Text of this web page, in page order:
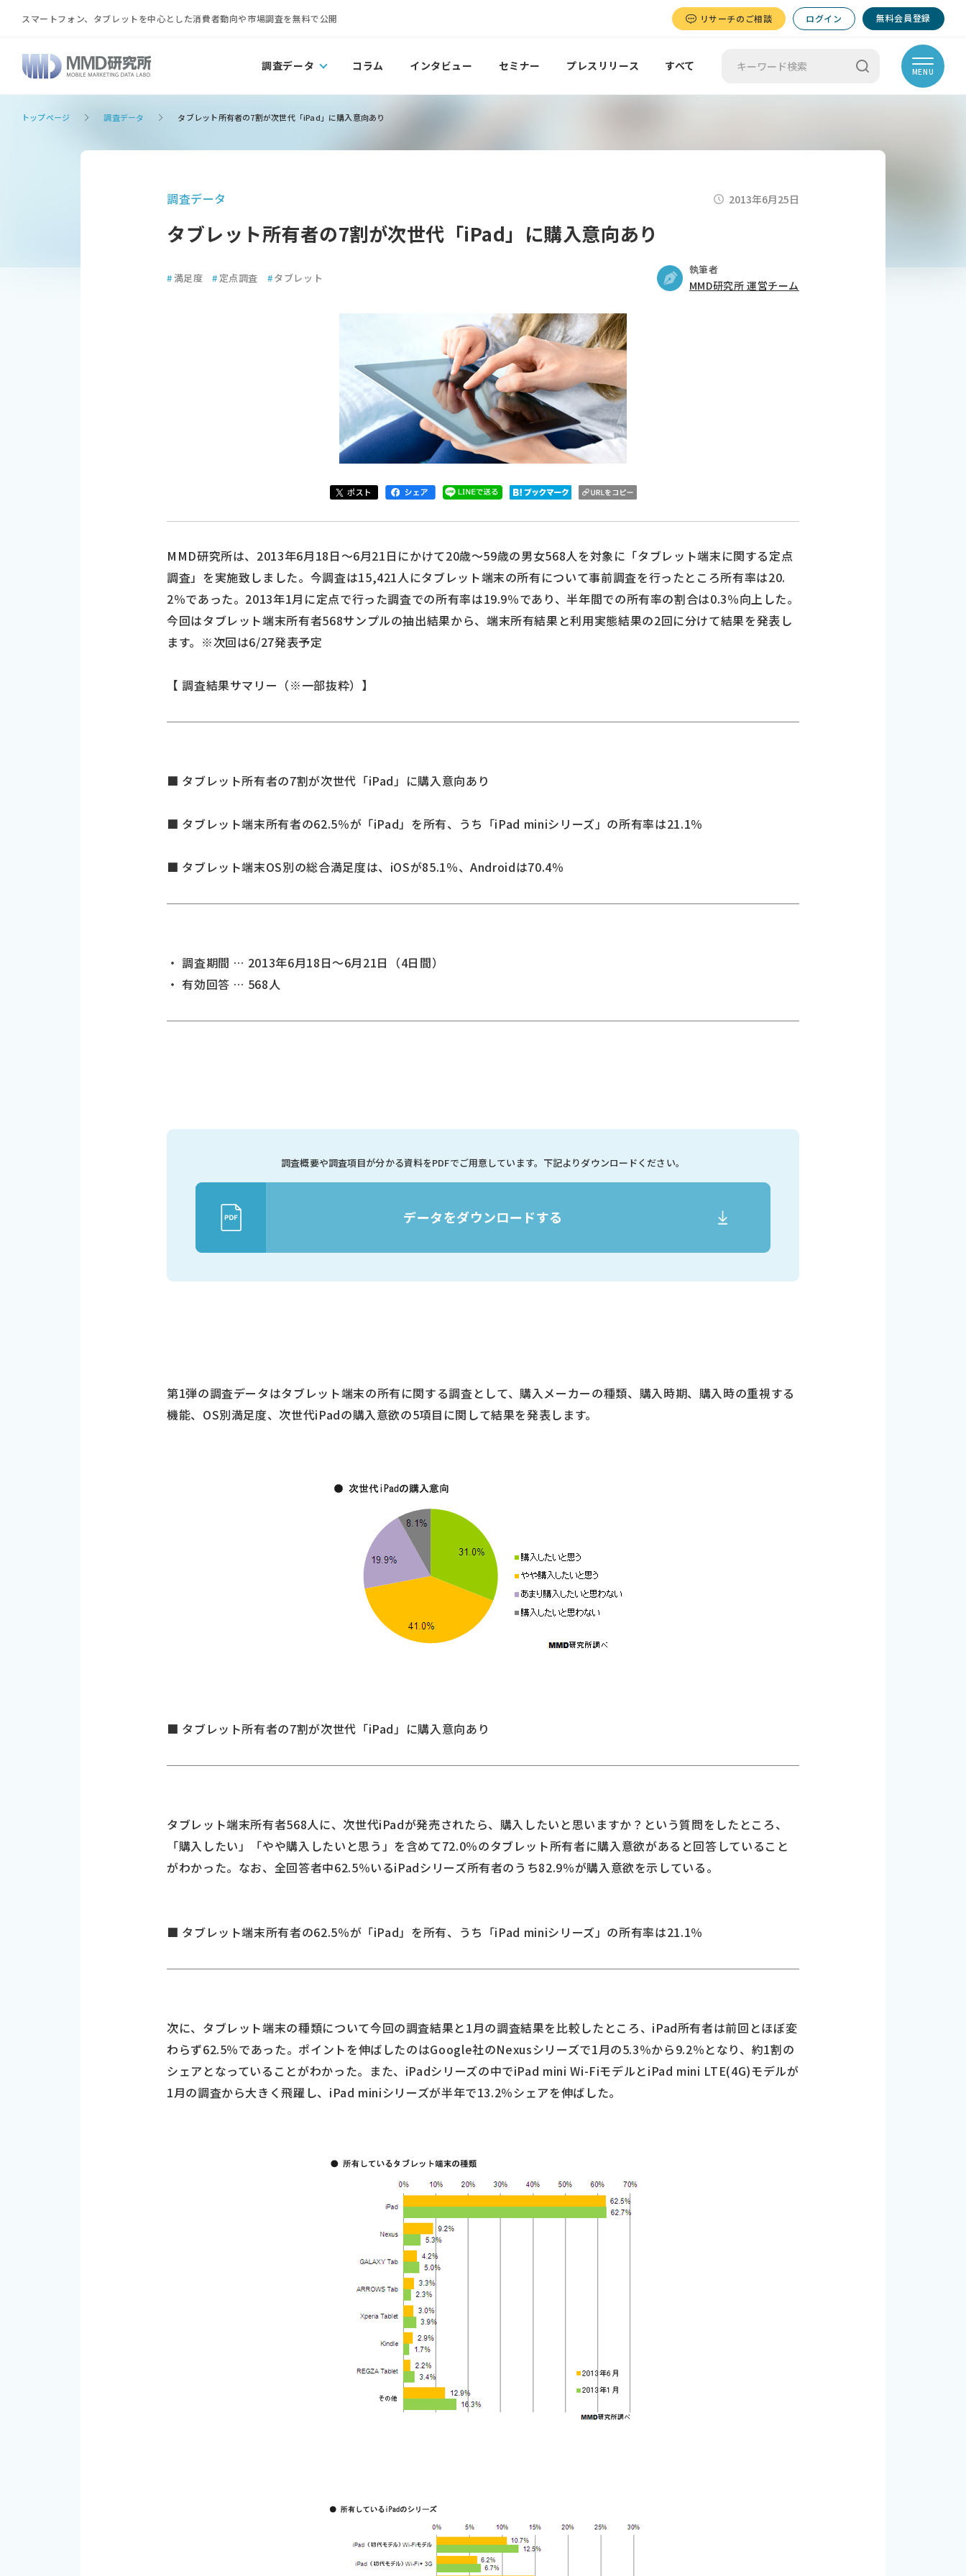
スマートフォン、タブレットを中心とした消費者動向や市場調査を無料で公開 リサーチのご相談 ログイン 無料会員登録
調査データ コラム インタビュー セミナー プレスリリース すべて MENU
トップページ 調査データ タブレット所有者の7割が次世代「iPad」に購入意向あり
調査データ 2013年6月25日
タブレット所有者の7割が次世代「iPad」に購入意向あり
#満足度 # 定点調査 #タブレット
執筆者
MMD研究所 運営チーム
MMD研究所は、2013年6月18日～6月21日にかけて20歳～59歳の男女568人を対象に「タブレット端末に関する定点
調査」を実施致しました。今調査は15,421人にタブレット端末の所有について事前調査を行ったところ所有率は20.
2％であった。2013年1月に定点で行った調査での所有率は19.9％であり、半年間での所有率の割合は0.3％向上した。
今回はタブレット端末所有者568サンプルの抽出結果から、端末所有結果と利用実態結果の2回に分けて結果を発表し
ます。※次回は6/27発表予定
【 調査結果サマリー（※一部抜粋）】
■ タブレット所有者の7割が次世代「iPad」に購入意向あり
■ タブレット端末所有者の62.5％が「iPad」を所有、うち「iPad miniシリーズ」の所有率は21.1％
■ タブレット端末OS別の総合満足度は、iOSが85.1％、Androidは70.4％
・ 調査期間 … 2013年6月18日～6月21日（4日間）
・ 有効回答 … 568人
調査概要や調査項目が分かる資料をPDFでご用意しています。 下記よりダウンロードください。
データをダウンロードする
第1弾の調査データはタブレット端末の所有に関する調査として、購入メーカーの種類、購入時期、購入時の重視する
機能、OS別満足度、次世代iPadの購入意欲の5項目に関して結果を発表します。
■ タブレット所有者の7割が次世代「iPad」に購入意向あり
タブレット端末所有者568人に、次世代iPadが発売されたら、購入したいと思いますか？という質問をしたところ、
「購入したい」「やや購入したいと思う」を含めて72.0％のタブレット所有者に購入意欲があると回答していること
がわかった。なお、全回答者中62.5％いるiPadシリーズ所有者のうち82.9％が購入意欲を示している。
■ タブレット端末所有者の62.5％が「iPad」を所有、うち「iPad miniシリーズ」の所有率は21.1％
次に、タブレット端末の種類について今回の調査結果と1月の調査結果を比較したところ、iPad所有者は前回とほぼ変
わらず62.5％であった。ポイントを伸ばしたのはGoogle社のNexusシリーズで1月の5.3％から9.2％となり、約1割の
シェアとなっていることがわかった。また、iPadシリーズの中でiPad mini Wi-FiモデルとiPad mini LTE(4G)モデルが
1月の調査から大きく飛躍し、iPad miniシリーズが半年で13.2％シェアを伸ばした。